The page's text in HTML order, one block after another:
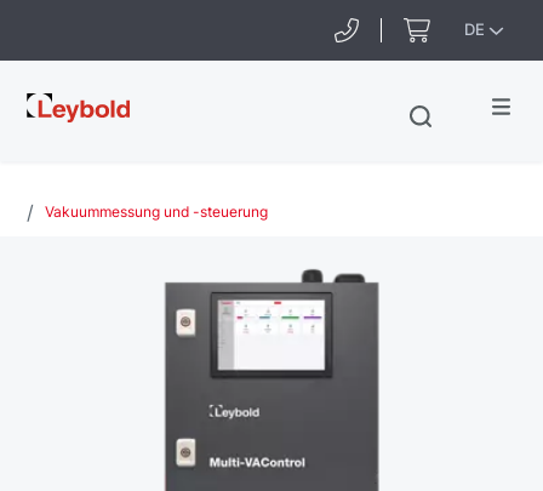
DE
Leybold
Vakuummessung und -steuerung